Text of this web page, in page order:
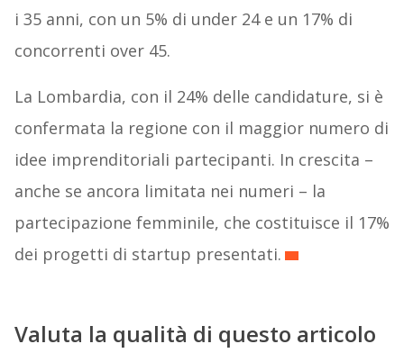
i 35 anni, con un 5% di under 24 e un 17% di
concorrenti over 45.
La Lombardia, con il 24% delle candidature, si è
confermata la regione con il maggior numero di
idee imprenditoriali partecipanti. In crescita –
anche se ancora limitata nei numeri – la
partecipazione femminile, che costituisce il 17%
dei progetti di startup presentati.
Valuta la qualità di questo articolo